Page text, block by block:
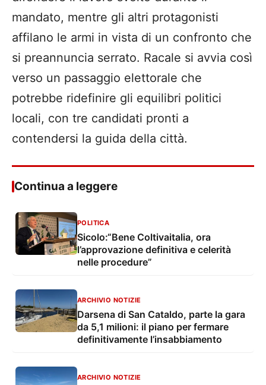
mandato, mentre gli altri protagonisti
affilano le armi in vista di un confronto che
si preannuncia serrato. Racale si avvia così
verso un passaggio elettorale che
potrebbe ridefinire gli equilibri politici
locali, con tre candidati pronti a
contendersi la guida della città.
Continua a leggere
POLITICA
Sicolo:“Bene Coltivaitalia, ora
l’approvazione definitiva e celerità
nelle procedure”
ARCHIVIO NOTIZIE
Darsena di San Cataldo, parte la gara
da 5,1 milioni: il piano per fermare
definitivamente l’insabbiamento
ARCHIVIO NOTIZIE